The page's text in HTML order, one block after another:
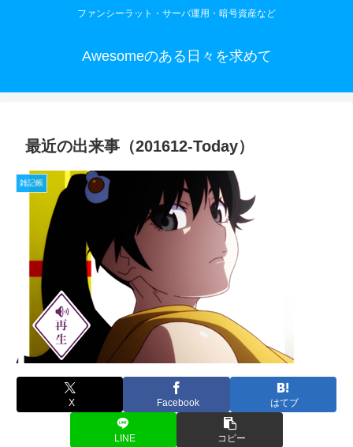
ファンシーラット・サーバ運用・暗号資産など
Awesomeのある日々を求めて
最近の出来事（201612-Today）
雑記帳
X Facebook はてブ
LINE コピー